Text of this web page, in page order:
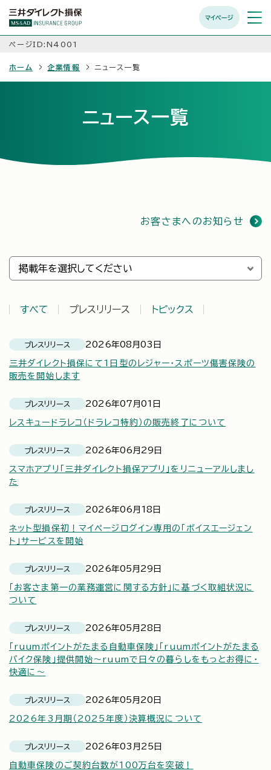
マイページ
メニュ
開く
ページID:N4001
ホーム 企業情報 ニュース一覧
ニュース一覧
お客さまへのお知らせ
すべて プレスリリース トピックス
プレスリリース 2026年08月03日
三井ダイレクト損保にて1日型のレジャー・スポーツ傷害保険の
販売を開始します
プレスリリース 2026年07月01日
レスキュードラレコ（ドラレコ特約）の販売終了について
プレスリリース 2026年06月29日
スマホアプリ「三井ダイレクト損保アプリ」をリニューアルしまし
た
プレスリリース 2026年06月18日
ネット型損保初！マイページログイン専用の「ボイスエージェン
ト」サービスを開始
プレスリリース 2026年05月29日
「お客さま第一の業務運営に関する方針」に基づく取組状況に
ついて
プレスリリース 2026年05月28日
「ruumポイントがたまる自動車保険」「ruumポイントがたまる
バイク保険」提供開始～ruumで日々の暮らしをもっとお得に・
快適に～
プレスリリース 2026年05月20日
2026年3月期（2025年度）決算概況について
プレスリリース 2026年03月25日
自動車保険のご契約台数が100万台を突破！